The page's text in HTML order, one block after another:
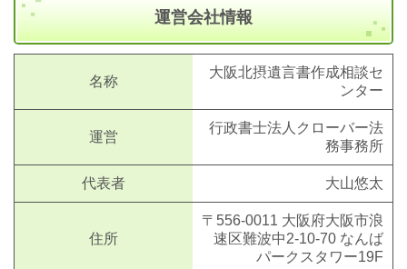
運営会社情報
名称
大阪北摂遺言書作成相談セ
ンター
運営
行政書士法人クローバー法
務事務所
代表者 大山悠太
住所
〒556-0011 大阪府大阪市浪
速区難波中2-10-70 なんば
パークスタワー19F